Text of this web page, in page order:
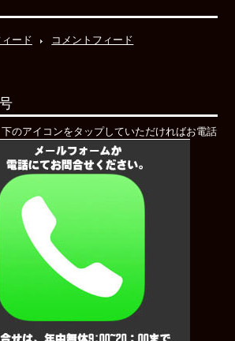
ード
コメントフィード
のアイコンをタップしていただければお電話